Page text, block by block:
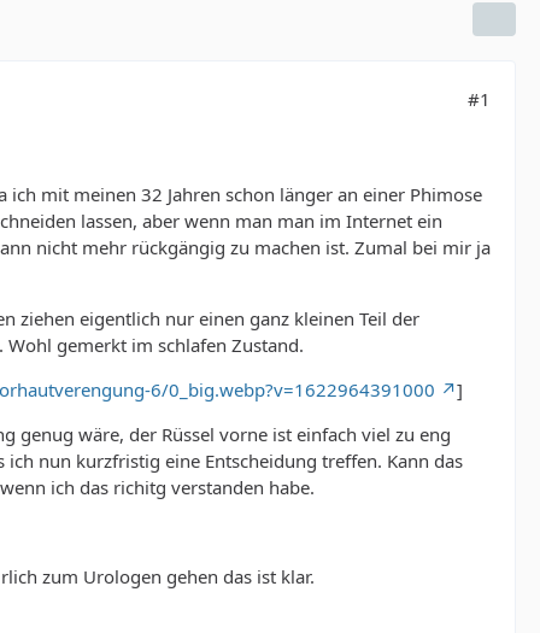
#1
mit meinen 32 Jahren schon länger an einer Phimose
lassen, aber wenn man man im Internet ein
nicht mehr rückgängig zu machen ist. Zumal bei mir ja
ziehen eigentlich nur einen ganz kleinen Teil der
gemerkt im schlafen Zustand.
6/0_big.webp?v=1622964391000
]
genug wäre, der Rüssel vorne ist einfach viel zu eng
nun kurzfristig eine Entscheidung treffen. Kann das
ich das richitg verstanden habe.
zum Urologen gehen das ist klar.